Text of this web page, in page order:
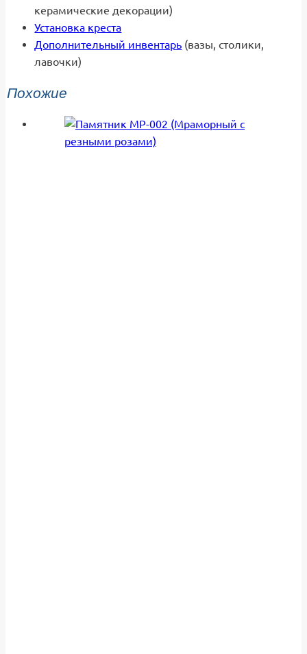
керамические декорации)
Установка креста
Дополнительный инвентарь (вазы, столики,
лавочки)
Похожие